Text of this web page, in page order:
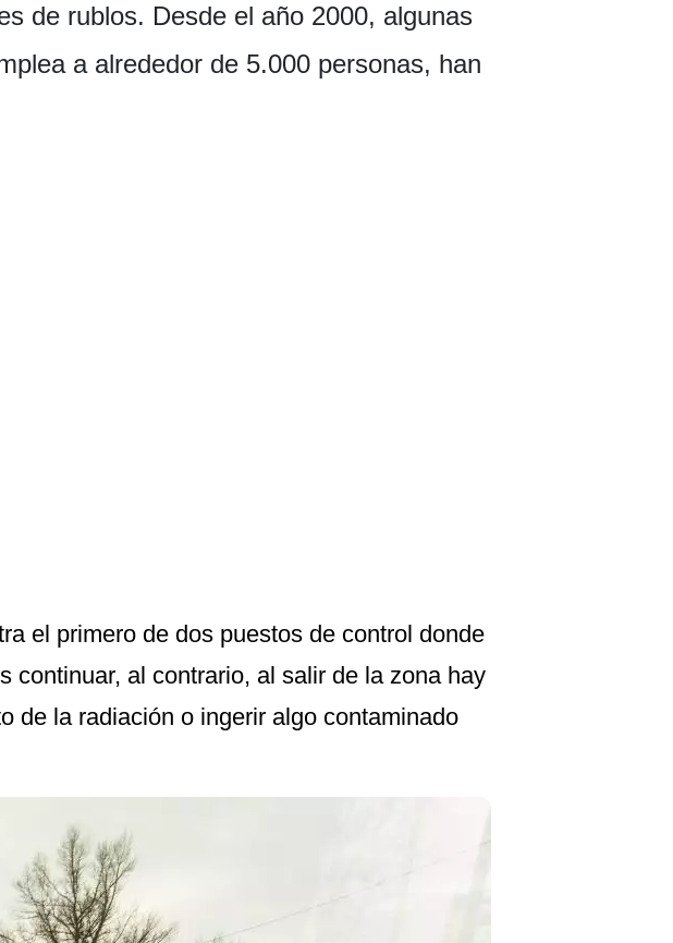
de rublos. Desde el año 2000, algunas
a alrededor de 5.000 personas, han
el primero de dos puestos de control donde
continuar, al contrario, al salir de la zona hay
de la radiación o ingerir algo contaminado